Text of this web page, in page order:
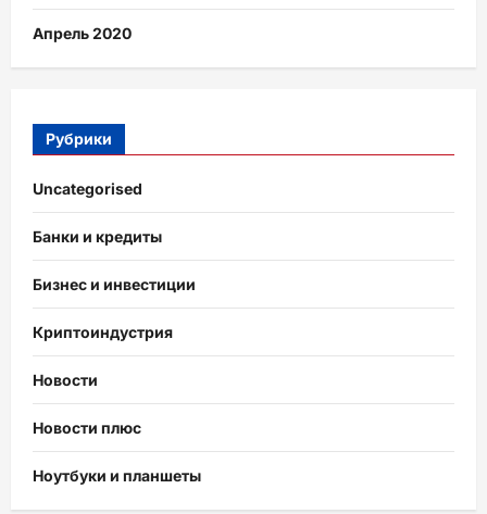
Апрель 2020
Рубрики
Uncategorised
Банки и кредиты
Бизнес и инвестиции
Криптоиндустрия
Новости
Новости плюс
Ноутбуки и планшеты